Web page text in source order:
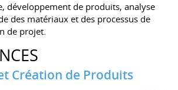
développement de produits, analyse
des matériaux et des processus de
de projet.
Création de Produits